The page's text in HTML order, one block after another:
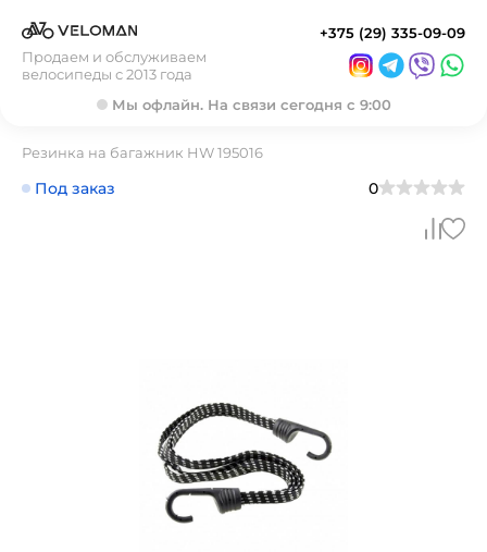
Продаем и обслуживаем
велосипеды с 2013 года
+375 (29) 335-09-09
Мы офлайн. На связи сегодня с 9:00
Резинка на багажник HW 195016
Под заказ 0